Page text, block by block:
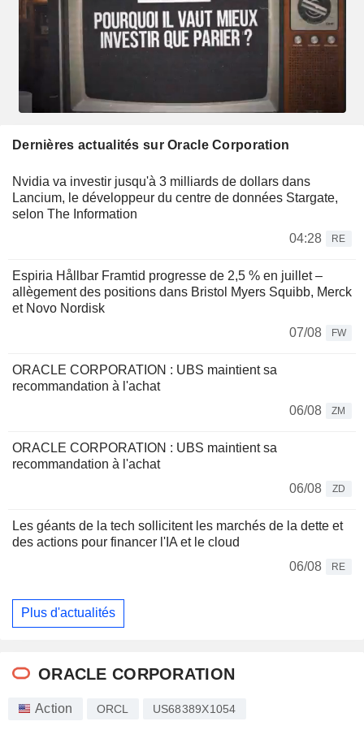
Dernières actualités sur Oracle Corporation
Nvidia va investir jusqu'à 3 milliards de dollars dans
Lancium, le développeur du centre de données Stargate,
selon The Information
04:28
RE
Espiria Hållbar Framtid progresse de 2,5 % en juillet –
allègement des positions dans Bristol Myers Squibb, Merck
et Novo Nordisk
07/08
FW
ORACLE CORPORATION : UBS maintient sa
recommandation à l'achat
06/08
ZM
ORACLE CORPORATION : UBS maintient sa
recommandation à l'achat
06/08
ZD
Les géants de la tech sollicitent les marchés de la dette et
des actions pour financer l'IA et le cloud
06/08
RE
Plus d'actualités
ORACLE CORPORATION
Action ORCL US68389X1054